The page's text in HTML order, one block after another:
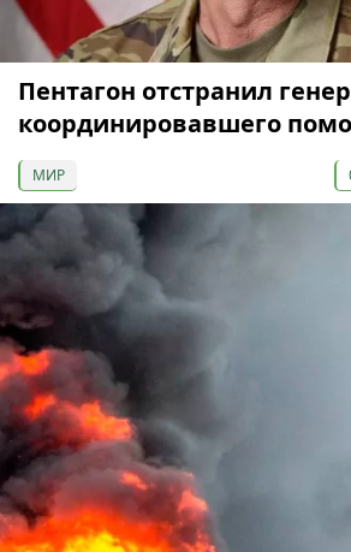
Пентагон отстранил
координировавшего
МИР